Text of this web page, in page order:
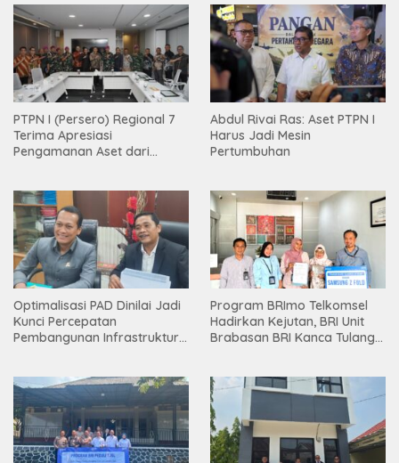
PTPN I (Persero) Regional 7
Terima Apresiasi
Pengamanan Aset dari
Abdul Rivai Ras: Aset PTPN I
Harus Jadi Mesin
Pertumbuhan
Optimalisasi PAD Dinilai Jadi
Kunci Percepatan
Pembangunan Infrastruktur
Program BRImo Telkomsel
Hadirkan Kejutan, BRI Unit
Brabasan BRI Kanca Tulang
Mesuji